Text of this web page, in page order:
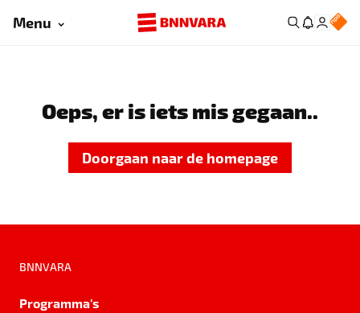
Menu
Oeps, er is iets mis gegaan..
Doorgaan naar de homepage
BNNVARA
Programma's